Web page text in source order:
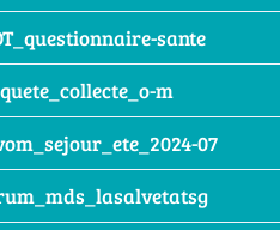
sante
m
07